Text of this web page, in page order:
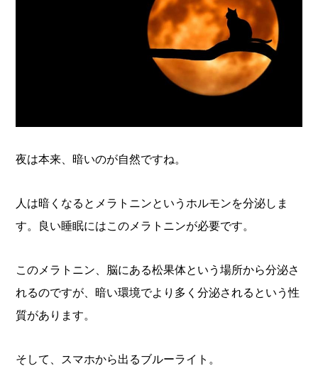
夜は本来、暗いのが自然ですね。
人は暗くなるとメラトニンというホルモンを分泌しま
す。良い睡眠にはこのメラトニンが必要です。
このメラトニン、脳にある松果体という場所から分泌さ
れるのですが、暗い環境でより多く分泌されるという性
質があります。
そして、スマホから出るブルーライト。